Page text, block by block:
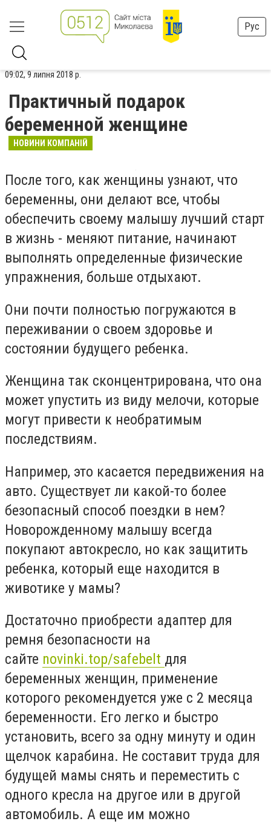
Рус
09:02, 9 липня 2018 р.
Практичный подарок
беременной женщине
НОВИНИ КОМПАНІЙ
После того, как женщины узнают, что
беременны, они делают все, чтобы
обеспечить своему малышу лучший старт
в жизнь - меняют питание, начинают
выполнять определенные физические
упражнения, больше отдыхают.
Они почти полностью погружаются в
переживании о своем здоровье и
состоянии будущего ребенка.
Женщина так сконцентрирована, что она
может упустить из виду мелочи, которые
могут привести к необратимым
последствиям.
Например, это касается передвижения на
авто. Существует ли какой-то более
безопасный способ поездки в нем?
Новорожденному малышу всегда
покупают автокресло, но как защитить
ребенка, который еще находится в
животике у мамы?
Достаточно приобрести адаптер для
ремня безопасности на
сайте novinki.top/safebelt для
беременных женщин, применение
которого рекомендуется уже с 2 месяца
беременности. Его легко и быстро
установить, всего за одну минуту и один
щелчок карабина. Не составит труда для
будущей мамы снять и переместить с
одного кресла на другое или в другой
автомобиль. А еще им можно